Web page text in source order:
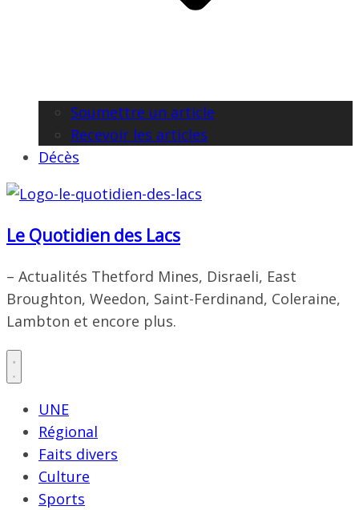
Soumettre un article
Recevoir les articles
Décès
Le Quotidien des Lacs
– Actualités Thetford Mines, Disraeli, East
Broughton, Weedon, Saint-Ferdinand, Coleraine,
Lambton et encore plus.
UNE
Régional
Faits divers
Culture
Sports